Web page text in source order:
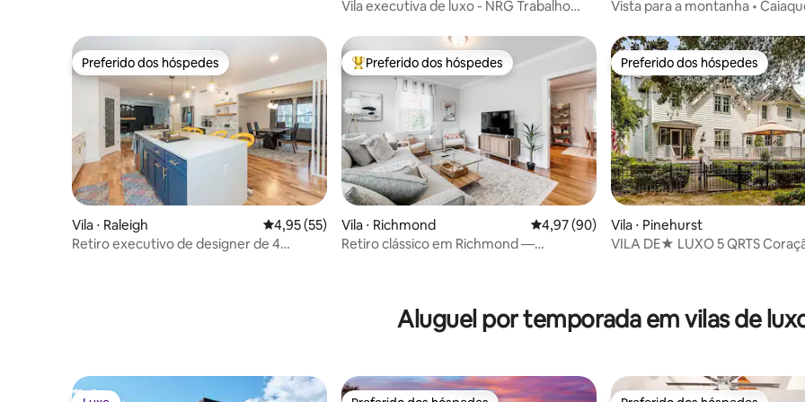
Vila executiva de luxo - NRG Trabalho
Vista para a montanha •
Preferido dos hóspedes
Preferido dos hóspedes
Vila ⋅ Raleigh 4,95 de uma avaliação média de 5, 55 avaliações
4,95 (55)
Retiro executivo de designer de 4
Entre os melhores preferidos dos hóspedes
Preferido dos hóspedes
Vila ⋅ Richmond 4,97 de uma avaliação média de 5, 90
4,97 (90)
Retiro clássico em Richmond —
Preferido dos hóspedes
Preferido dos hóspedes
Vila ⋅ Pinehurst
VILA DE★ LUXO 5 QRTS
Aluguel por temporada em vilas de